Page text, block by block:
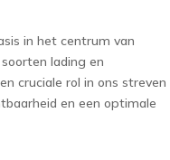
in het centrum van
lading en
cruciale rol in ons streven
en een optimale